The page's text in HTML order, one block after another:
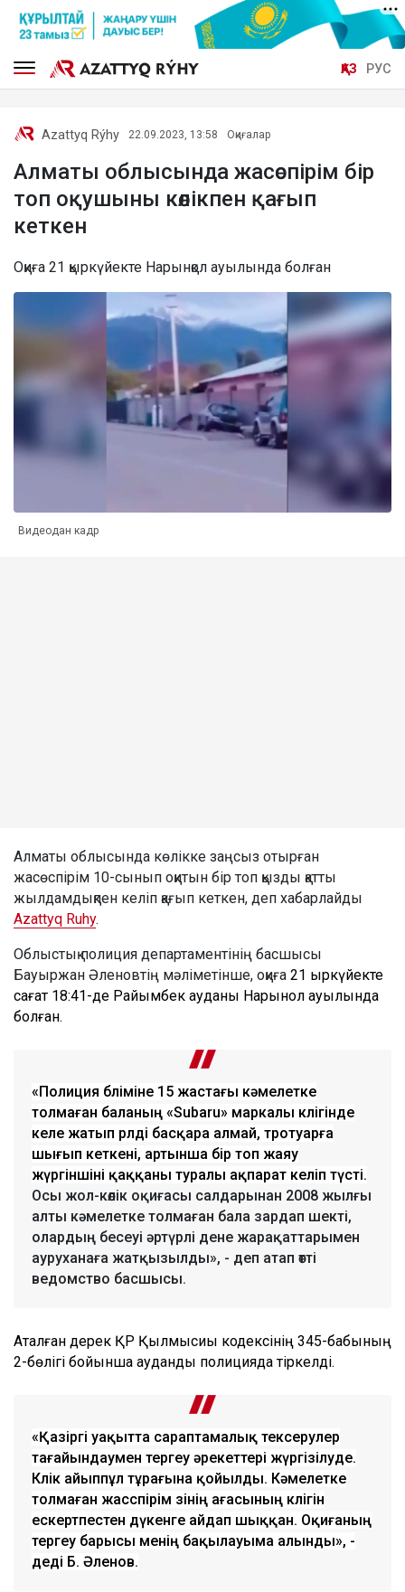
ҚАЗ РУС
Azattyq Rýhy 22.09.2023, 13:58 Оқиғалар
Алматы облысында жасөспірім бір
топ оқушыны көлікпен қағып
кеткен
Оқиға 21 қыркүйекте Нарынқол ауылында болған
Видеодан кадр
Алматы облысында көлікке заңсыз отырған
жасөспірім 10-сынып оқитын бір топ қызды қатты
жылдамдықпен келіп қағып кеткен, деп хабарлайды
Azattyq Ruhy.
Облыстық полиция департаментінің басшысы
Бауыржан Әленовтің мәліметінше, оқиға 21 қыркүйекте
сағат 18:41-де Райымбек ауданы Нарынқол ауылында
болған.
«Полиция бөліміне 15 жастағы кәмелетке
толмаған баланың «Subaru» маркалы көлігінде
келе жатып рөлді басқара алмай, тротуарға
шығып кеткені, артынша бір топ жаяу
жүргіншіні қаққаны туралы ақпарат келіп түсті.
Осы жол-көлік оқиғасы салдарынан 2008 жылғы
алты кәмелетке толмаған бала зардап шекті,
олардың бесеуі әртүрлі дене жарақаттарымен
ауруханаға жатқызылды», - деп атап өтті
ведомство басшысы.
Аталған дерек ҚР Қылмысиық кодексінің 345-бабының
2-бөлігі бойынша аудандық полицияда тіркелді.
«Қазіргі уақытта сараптамалық тексерулер
тағайындаумен тергеу әрекеттері жүргізілуде.
Көлік айыппұл тұрағына қойылды. Кәмелетке
толмаған жасөспірім өзінің ағасының көлігін
ескертпестен дүкенге айдап шыққан. Оқиғаның
тергеу барысы менің бақылауыма алынды», -
деді Б. Әленов.